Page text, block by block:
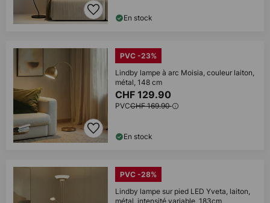
En stock
PVC -23%
Lindby lampe à arc Moisia, couleur laiton,
métal, 148 cm
CHF 129.90
PVCCHF 169.90
En stock
PVC -28%
Lindby lampe sur pied LED Yveta, laiton,